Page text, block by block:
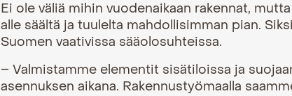
Ei ole väliä mihin vuodenaikaan rakennat,
alle säältä ja tuulelta mahdollisimman pian.
Suomen vaativissa sääolosuhteissa.
– Valmistamme elementit sisätiloissa ja
asennuksen aikana. Rakennustyömaalla